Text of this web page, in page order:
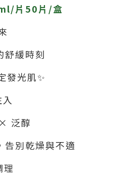
片 50片 /盒
舒緩時刻
發光肌✨
泛醇
告別乾燥與不適